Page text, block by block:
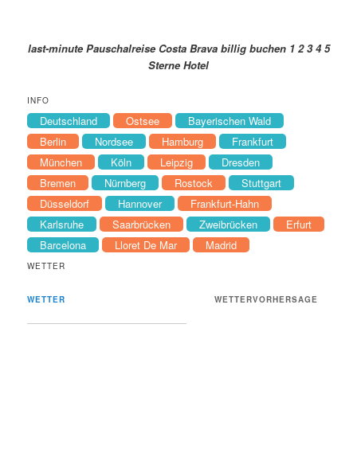
last-minute Pauschalreise Costa Brava billig buchen 1 2 3 4 5
Sterne Hotel
INFO
Deutschland Ostsee
Bayerischen Wald
Berlin
Nordsee Hamburg
Frankfurt
München
Köln Leipzig
Dresden
Bremen
Nürnberg Rostock
Stuttgart
Düsseldorf
Hannover
Frankfurt-Hahn
Karlsruhe
Saarbrücken Zweibrücken
Erfurt
Barcelona
Lloret De Mar Madrid
WETTER
WETTER WETTERVORHERSAGE